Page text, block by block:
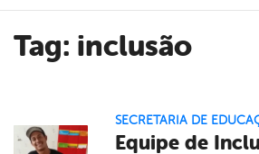
Tag: inclusão
SECRETARIA DE
Equipe de